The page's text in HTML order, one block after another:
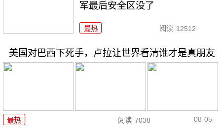
军最后安全区没了
最热 阅读 12512
美国对巴西下死手，卢拉让世界看清谁才是真朋友
最热 阅读 7038 08-05